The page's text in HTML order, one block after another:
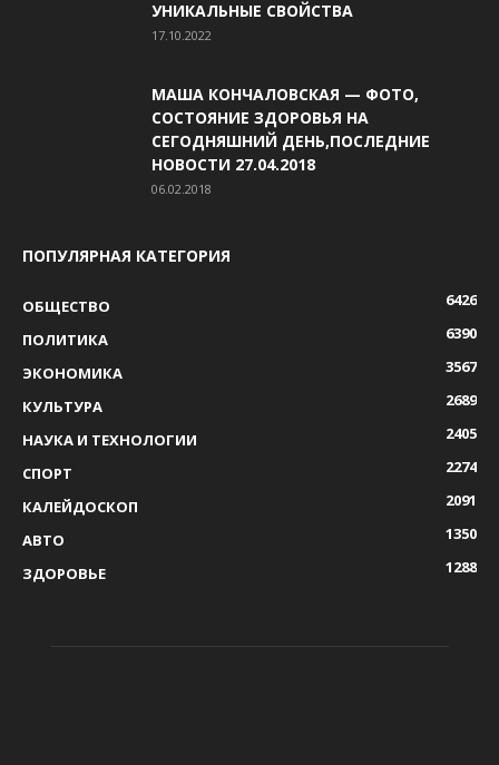
УНИКАЛЬНЫЕ СВОЙСТВА
17.10.2022
МАША КОНЧАЛОВСКАЯ — ФОТО,
СОСТОЯНИЕ ЗДОРОВЬЯ НА
СЕГОДНЯШНИЙ ДЕНЬ,ПОСЛЕДНИЕ
НОВОСТИ 27.04.2018
06.02.2018
ПОПУЛЯРНАЯ КАТЕГОРИЯ
ОБЩЕСТВО
6426
ПОЛИТИКА
6390
ЭКОНОМИКА
3567
КУЛЬТУРА
2689
НАУКА И ТЕХНОЛОГИИ
2405
СПОРТ
2274
КАЛЕЙДОСКОП
2091
АВТО
1350
ЗДОРОВЬЕ
1288